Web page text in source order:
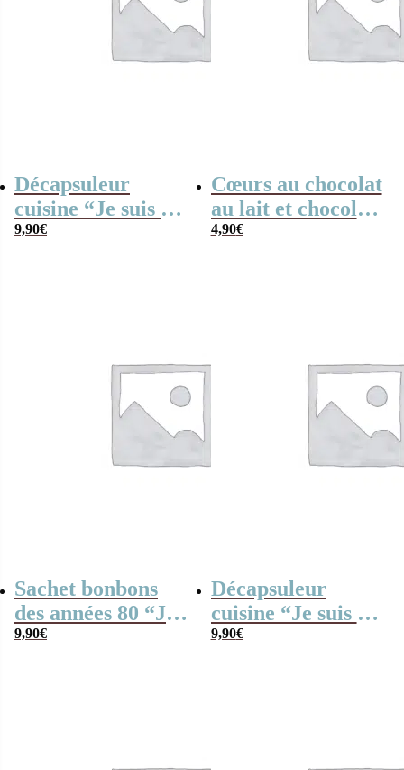
Décapsuleur
cuisine “Je suis un
entraîneur de foot
9,90€
Cœurs au chocolat
au lait et chocolat
noir praliné x8
4,90€
Sachet bonbons
des années 80 “Je
suis une prof de
9,90€
Décapsuleur
cuisine “Je suis un
prof de tennis qui
9,90€